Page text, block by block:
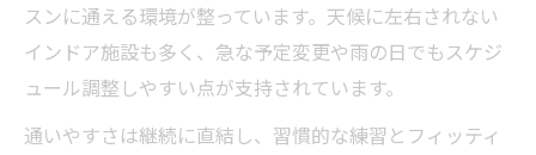
スンに通える環境が整っています。天候に左右されない
インドア施設も多く、急な予定変更や雨の日でもスケジ
ュール調整しやすい点が支持されています。
通いやすさは継続に直結し、習慣的な練習とフィッティ